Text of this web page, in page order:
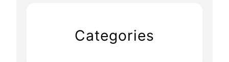
Categories